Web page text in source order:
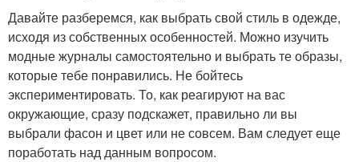
Давайте разберемся, как выбрать свой стиль в одежде,
исходя из собственных особенностей. Можно изучить
модные журналы самостоятельно и выбрать те образы,
которые тебе понравились. Не бойтесь
экспериментировать. То, как реагируют на вас
окружающие, сразу подскажет, правильно ли вы
выбрали фасон и цвет или не совсем. Вам следует еще
поработать над данным вопросом.